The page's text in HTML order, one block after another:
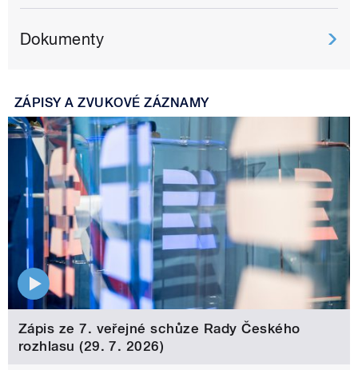
Dokumenty
ZÁPISY A ZVUKOVÉ ZÁZNAMY
Zápis ze 7. veřejné schůze Rady Českého
rozhlasu (29. 7. 2026)